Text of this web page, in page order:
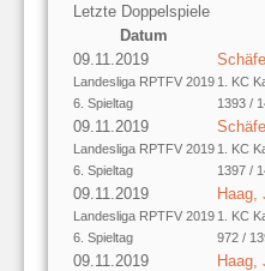
Letzte Doppelspiele
Datum
09.11.2019
Landesliga RPTFV 2019
6. Spieltag
1. KC
1393 /
09.11.2019
Landesliga RPTFV 2019
6. Spieltag
1. KC
1397 /
09.11.2019
Landesliga RPTFV 2019
6. Spieltag
Haag,
1. KC
972 /
09.11.2019 Haag,